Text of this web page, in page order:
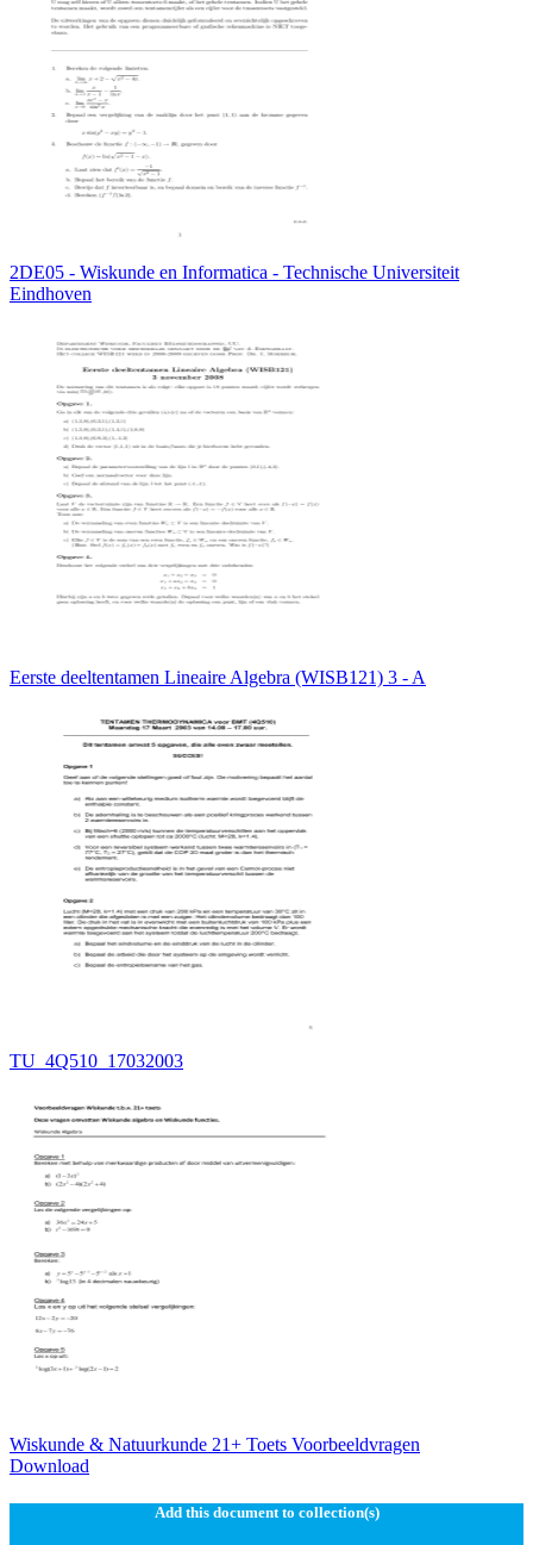
2DE05 - Wiskunde en Informatica - Technische Universiteit
Eindhoven
Eerste deeltentamen Lineaire Algebra (WISB121) 3 - A
TU_4Q510_17032003
Wiskunde & Natuurkunde 21+ Toets Voorbeeldvragen
Download
Add this document to collection(s)